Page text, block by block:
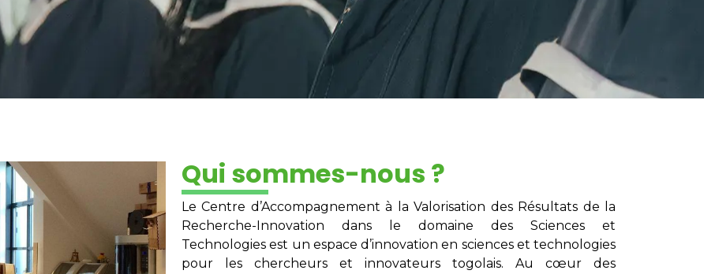
Qui sommes-nous ?
Le Centre d’Accompagnement à la Valorisation des Résultats de la
Recherche-Innovation dans le domaine des Sciences et
Technologies est un espace d’innovation en sciences et technologies
pour les chercheurs et innovateurs togolais. Au cœur des